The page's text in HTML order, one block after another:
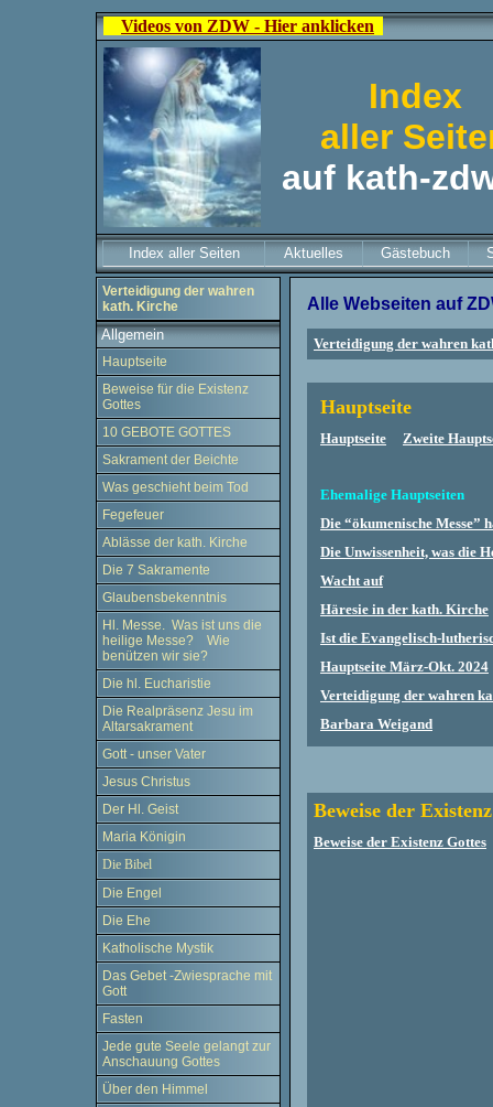
Videos von ZDW - Hier anklicken
Index
aller
auf kath-
Index aller Seiten Aktuelles Gästebuch
Verteidigung der wahren
kath. Kirche
Allgemein
Hauptseite
Beweise für die Existenz
Gottes
10 GEBOTE GOTTES
Sakrament der Beichte
Was geschieht beim Tod
Fegefeuer
Ablässe der kath. Kirche
Die 7 Sakramente
Glaubensbekenntnis
Hl. Messe. Was ist uns die
heilige Messe? Wie
benützen wir sie?
Die hl. Eucharistie
Die Realpräsenz Jesu im
Altarsakrament
Gott - unser Vater
Jesus Christus
Der Hl. Geist
Maria Königin
Die Bibel
Die Engel
Die Ehe
Katholische Mystik
Das Gebet -Zwiesprache mit
Gott
Fasten
Jede gute Seele gelangt zur
Anschauung Gottes
Über den Himmel
Alle Webseiten auf
Verteidigung der wahren
Hauptseite
Hauptseite Zweite
Ehemalige Hauptseiten
Die “ökumenische Messe”
Die Unwissenheit, was die
Wacht auf
Häresie in der kath. Kirche
Ist die Evangelisch-
Hauptseite März-Okt. 2024
Verteidigung der wahren
Barbara Weigand
Beweise der
Beweise der Existenz Gottes